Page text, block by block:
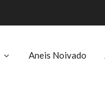
Aneis Noivado